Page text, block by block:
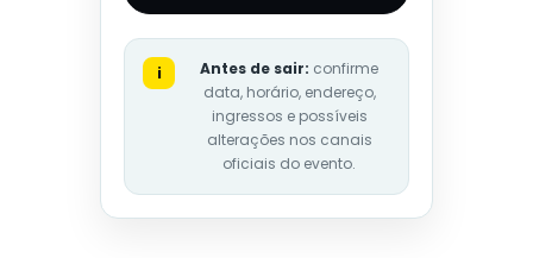
i Antes de sair: confirme
data, horário, endereço,
ingressos e possíveis
alterações nos canais
oficiais do evento.